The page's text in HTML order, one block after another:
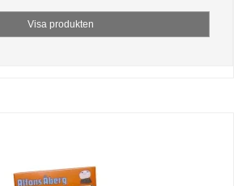
Visa produkten